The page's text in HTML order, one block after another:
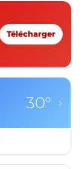
Télécharger
30° ›